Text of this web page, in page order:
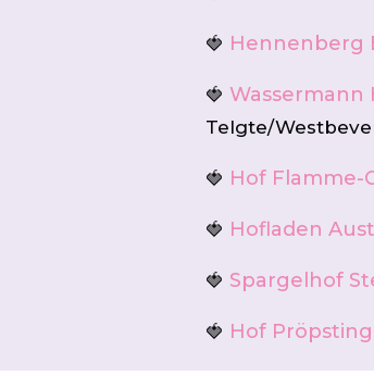
🍓 Hennenberg
🍓 Wassermann
Telgte/
🍓 Hof Flamme-
🍓 Hofladen
🍓 Spargelhof
🍓 Hof Pröpsting